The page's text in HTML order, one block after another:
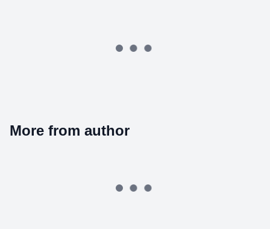
More from author